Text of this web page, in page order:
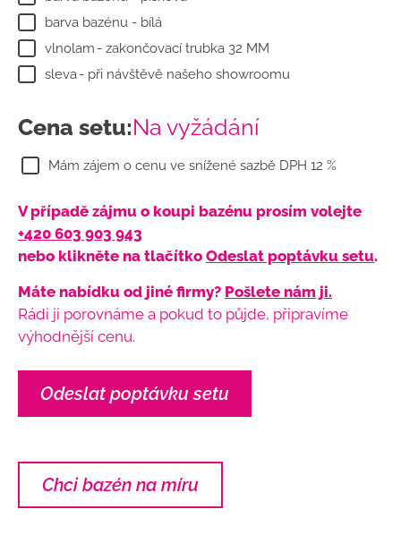
barva bazénu - bílá
vlnolam - zakončovací trubka 32 MM
sleva - při návštěvě našeho showroomu
Cena setu:Na vyžádání
Mám zájem o cenu ve snížené sazbě DPH 12 %
V případě zájmu o koupi bazénu prosím volejte
+420 603 903 943
nebo klikněte na tlačítko Odeslat poptávku setu.
Máte nabídku od jiné firmy? Pošlete nám ji.
Rádi ji porovnáme a pokud to půjde, připravíme
výhodnější cenu.
Odeslat poptávku setu
Chci bazén na míru